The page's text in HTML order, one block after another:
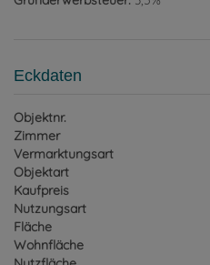
Eckdaten
Objektnr.
Zimmer
Vermarktungsart
Objektart
Kaufpreis
Nutzungsart
Fläche
Wohnfläche